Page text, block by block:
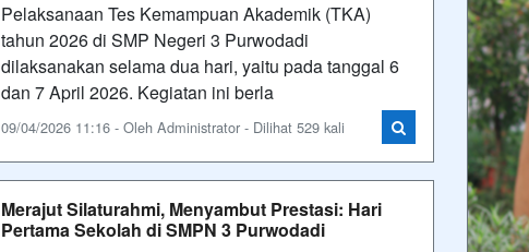
Pelaksanaan Tes Kemampuan Akademik (TKA)
tahun 2026 di SMP Negeri 3 Purwodadi
dilaksanakan selama dua hari, yaitu pada tanggal 6
dan 7 April 2026. Kegiatan ini berla
09/04/2026 11:16 - Oleh Administrator - Dilihat 529 kali
Merajut Silaturahmi, Menyambut Prestasi: Hari
Pertama Sekolah di SMPN 3 Purwodadi